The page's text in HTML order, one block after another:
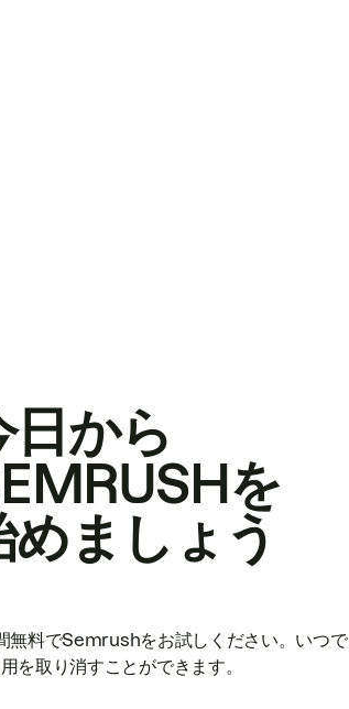
日から
を
めましょう
無料でSemrushをお試しください。いつ
を取り消すことができます。